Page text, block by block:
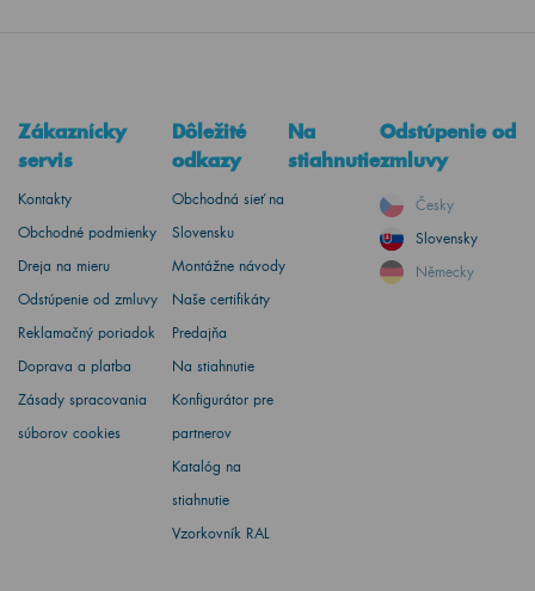
Zákaznícky
servis
Kontakty
Obchodné podmienky
Dreja na mieru
Odstúpenie od zmluvy
Reklamačný poriadok
Doprava a platba
Zásady spracovania
súborov cookies
Dôležité
odkazy
Obchodná sieť na
Slovensku
Montážne návody
Naše certifikáty
Predajňa
Na stiahnutie
Konfigurátor pre
partnerov
Katalóg na
stiahnutie
Vzorkovník RAL
Na
stiahnutie
Odstúpenie od
zmluvy
Česky
Slovensky
Německy